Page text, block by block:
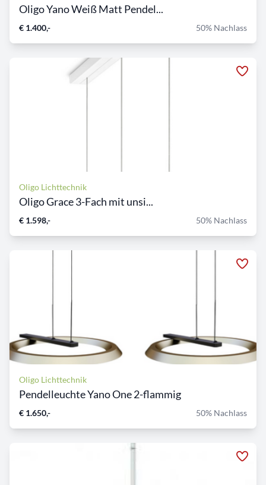
Oligo Yano Weiß Matt Pendel...
€ 1.400,- 50% Nachlass
Oligo Lichttechnik
Oligo Grace 3-Fach mit unsi...
€ 1.598,- 50% Nachlass
Oligo Lichttechnik
Pendelleuchte Yano One 2-flammig
€ 1.650,- 50% Nachlass